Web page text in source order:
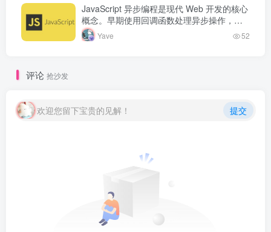
JavaScript 异步编程是现代 Web 开发的核心
概念。早期使用回调函数处理异步操作，但
容易产生回调地狱。Promise 的出现改善了
异步代码的可读…
Yave 52
评论 抢沙发
欢迎您留下宝贵的见解！ 提交